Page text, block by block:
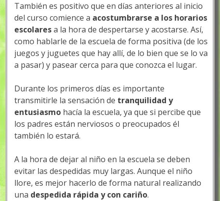
También es positivo que en días anteriores al inicio
del curso comience a acostumbrarse a los horarios
escolaresa la hora de despertarse y acostarse. Así,
como hablarle de la escuela de forma positiva (de los
juegos y juguetes que hay allí, de lo bien que se lo va
a pasar) y pasear cerca para que conozca el lugar.
Durante los primeros días es importante
transmitirle la sensación de tranquilidad y
entusiasmo hacía la escuela, ya que si percibe que
los padres están nerviosos o preocupados él
también lo estará.
A la hora de dejar al niño en la escuela se deben
evitar las despedidas muy largas. Aunque el niño
llore, es mejor hacerlo de forma natural realizando
una despedida rápida y con cariño.